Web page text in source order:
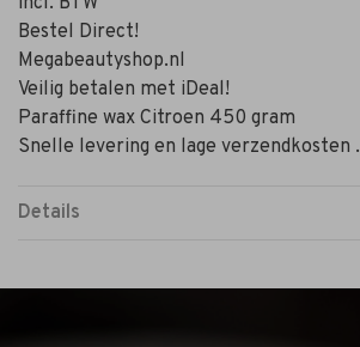
Bestel Direct!
Megabeautyshop.nl
Veilig betalen met iDeal!
Paraffine wax Citroen 450 gram
Snelle levering en lage verzendkosten .
Details